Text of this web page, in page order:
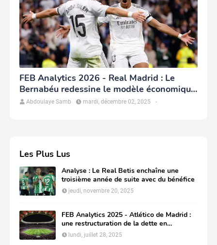
FEB Analytics 2026 - Real Madrid : Le
Bernabéu redessine le modèle économique
du club
Abdoulaye Samb -
mardi, décembre 02, 2025
Les Plus Lus
Analyse : Le Real Betis enchaîne une
troisième année de suite avec du bénéfice
jeudi, novembre 20, 2025
FEB Analytics 2025 - Atlético de Madrid :
une restructuration de la dette en
profondeur pour préserver sa compétitivité
lundi, juillet 28, 2025